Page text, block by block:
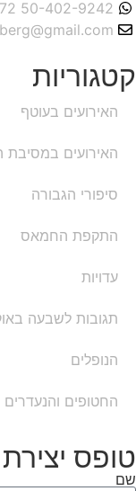
קטגוריות
האירועים בעוטף
האירועים במסיבת
סיפורי הגבורה
התקפת החמאס
עדויות
תגובות לשבעה
הנופלים
החטופים והנעדרים
טופס
שם